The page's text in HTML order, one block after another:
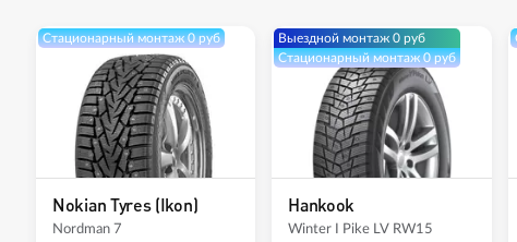
Стационарный монтаж 0 руб
Nokian Tyres (Ikon)
Nordman 7
Выездной монтаж 0 руб
Стационарный монтаж 0 руб
Hankook
Winter I Pike LV RW15